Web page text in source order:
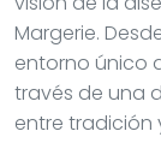
Margerie.
entorno único
través de una
entre tradición